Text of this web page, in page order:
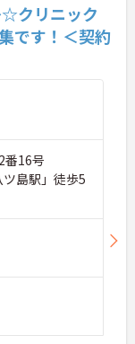
☆クリニック
です！＜契約
番16号
島駅」徒歩5